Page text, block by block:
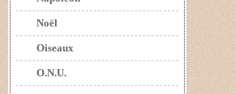
Noël
Oiseaux
O.N.U.